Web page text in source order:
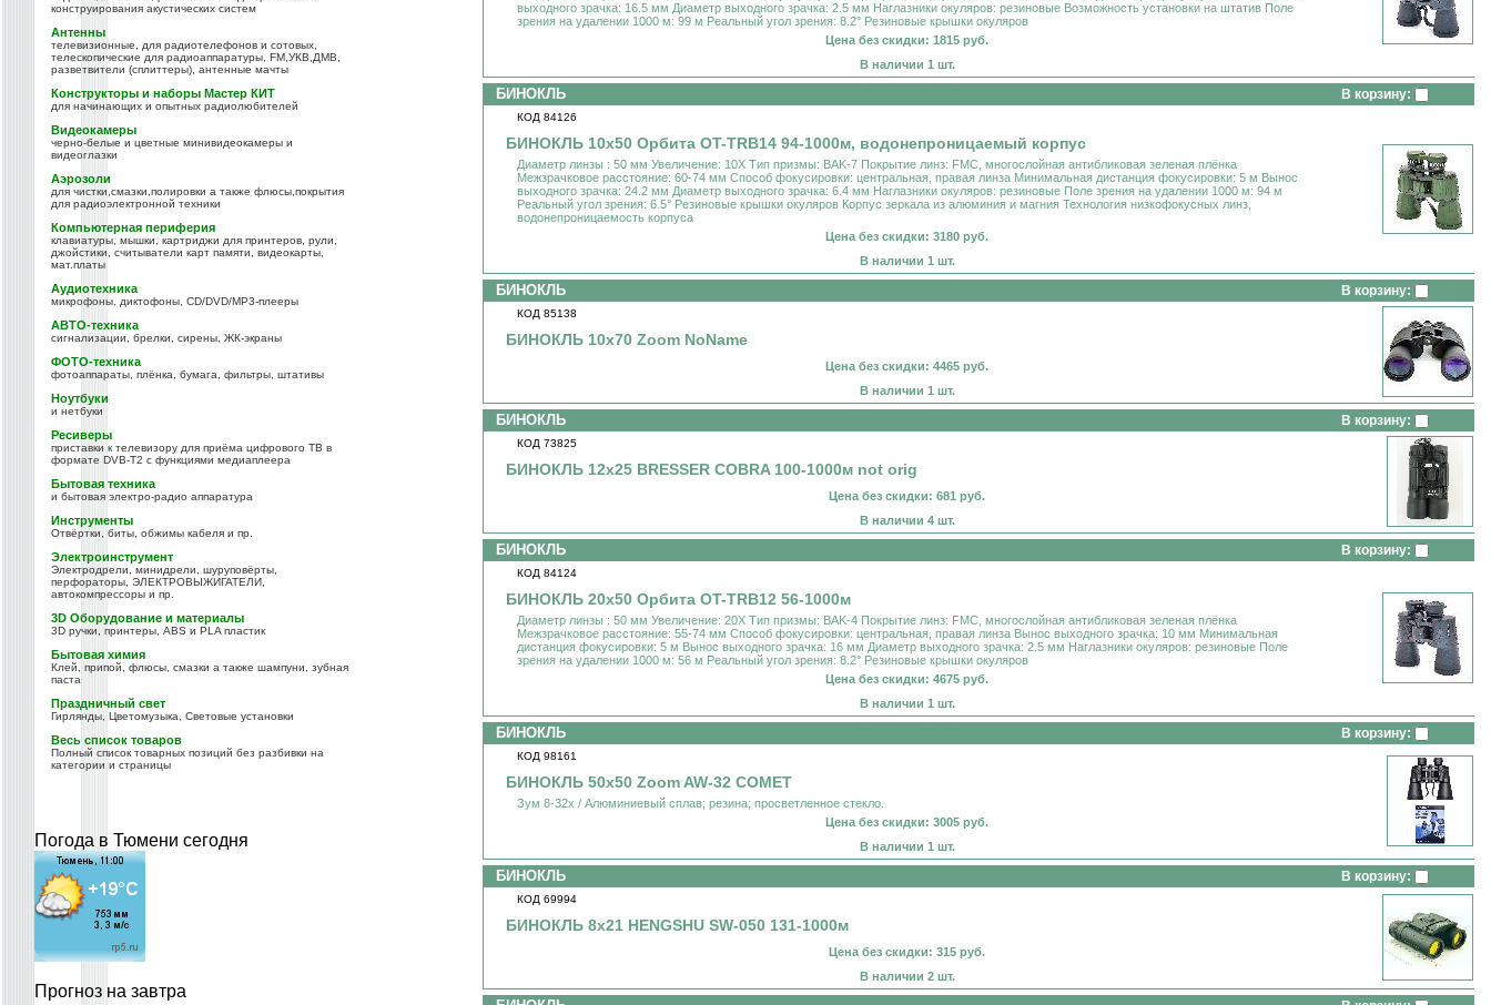
конструирования акустических систем
Антенны
телевизионные, для радиотелефонов и сотовых,
телескопические для радиоаппаратуры, FM,УКВ,ДМВ,
разветвители (сплиттеры), антенные мачты
Конструкторы и наборы Мастер КИТ
для начинающих и опытных радиолюбителей
Видеокамеры
черно-белые и цветные минивидеокамеры и
видеоглазки
Аэрозоли
для чистки,смазки,полировки а также флюсы,покрытия
для радиоэлектронной техники
Компьютерная периферия
клавиатуры, мышки, картриджи для принтеров, рули,
джойстики, считыватели карт памяти, видеокарты,
мат.платы
Аудиотехника
микрофоны, диктофоны, CD/DVD/MP3-плееры
АВТО-техника
сигнализации, брелки, сирены, ЖК-экраны
ФОТО-техника
фотоаппараты, плёнка, бумага, фильтры, штативы
Ноутбуки
и нетбуки
Ресиверы
приставки к телевизору для приёма цифрового ТВ в
формате DVB-T2 с функциями медиаплеера
Бытовая техника
и бытовая электро-радио аппаратура
Инструменты
Отвёртки, биты, обжимы кабеля и пр.
Электроинструмент
Электродрели, минидрели, шуруповёрты,
перфораторы, ЭЛЕКТРОВЫЖИГАТЕЛИ,
автокомпрессоры и пр.
3D Оборудование и материалы
3D ручки, принтеры, ABS и PLA пластик
Бытовая химия
Клей, припой, флюсы, смазки а также шампуни, зубная
паста
Праздничный свет
Гирлянды, Цветомузыка, Световые установки
Весь список товаров
Полный список товарных позиций без разбивки на
категории и страницы
Погода в Тюмени сегодня
Прогноз на завтра
выходного зрачка: 16.5 мм Диаметр выходного зрачка: 2.5 мм Наглазники окуляров: резиновые Возможность установки на штатив Поле
зрения на удалении 1000 м: 99 м Реальный угол зрения: 8.2° Резиновые крышки окуляров
Цена без скидки: 1815 руб.
В наличии 1 шт.
БИНОКЛЬ В корзину:
КОД 84126
БИНОКЛЬ 10x50 Орбита OT-TRB14 94-1000м, водонепроницаемый корпус
Диаметр линзы : 50 мм Увеличение: 10X Тип призмы: BAK-7 Покрытие линз: FMC, многослойная антибликовая зеленая плёнка
Межзрачковое расстояние: 60-74 мм Способ фокусировки: центральная, правая линза Минимальная дистанция фокусировки: 5 м Вынос
выходного зрачка: 24.2 мм Диаметр выходного зрачка: 6.4 мм Наглазники окуляров: резиновые Поле зрения на удалении 1000 м: 94 м
Реальный угол зрения: 6.5° Резиновые крышки окуляров Корпус зеркала из алюминия и магния Технология низкофокусных линз,
водонепроницаемость корпуса
Цена без скидки: 3180 руб.
В наличии 1 шт.
БИНОКЛЬ В корзину:
КОД 85138
БИНОКЛЬ 10x70 Zoom NoName
Цена без скидки: 4465 руб.
В наличии 1 шт.
БИНОКЛЬ В корзину:
КОД 73825
БИНОКЛЬ 12x25 BRESSER COBRA 100-1000м not orig
Цена без скидки: 681 руб.
В наличии 4 шт.
БИНОКЛЬ В корзину:
КОД 84124
БИНОКЛЬ 20x50 Орбита OT-TRB12 56-1000м
Диаметр линзы : 50 мм Увеличение: 20X Тип призмы: BAK-4 Покрытие линз: FMC, многослойная антибликовая зеленая плёнка
Межзрачковое расстояние: 55-74 мм Способ фокусировки: центральная, правая линза Вынос выходного зрачка: 10 мм Минимальная
дистанция фокусировки: 5 м Вынос выходного зрачка: 16 мм Диаметр выходного зрачка: 2.5 мм Наглазники окуляров: резиновые Поле
зрения на удалении 1000 м: 56 м Реальный угол зрения: 8.2° Резиновые крышки окуляров
Цена без скидки: 4675 руб.
В наличии 1 шт.
БИНОКЛЬ В корзину:
КОД 98161
БИНОКЛЬ 50x50 Zoom AW-32 COMET
Зум 8-32х / Алюминиевый сплав; резина; просветленное стекло.
Цена без скидки: 3005 руб.
В наличии 1 шт.
БИНОКЛЬ В корзину:
КОД 69994
БИНОКЛЬ 8x21 HENGSHU SW-050 131-1000м
Цена без скидки: 315 руб.
В наличии 2 шт.